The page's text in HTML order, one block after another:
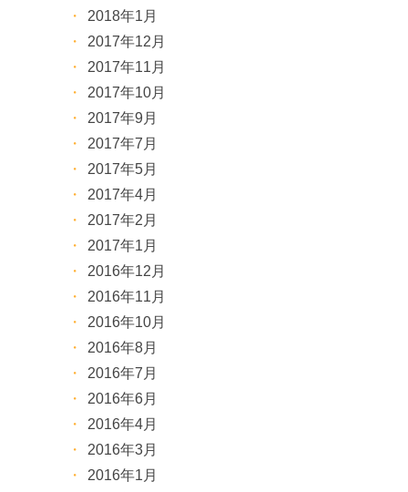
2018年1月
2017年12月
2017年11月
2017年10月
2017年9月
2017年7月
2017年5月
2017年4月
2017年2月
2017年1月
2016年12月
2016年11月
2016年10月
2016年8月
2016年7月
2016年6月
2016年4月
2016年3月
2016年1月